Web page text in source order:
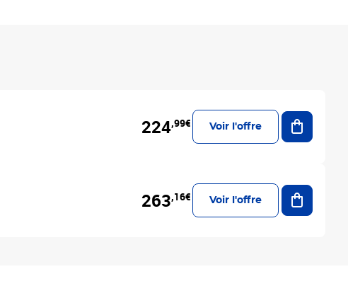
224,99€ Voir l'offre
Ajouter
263,16€ Voir l'offre
Ajouter